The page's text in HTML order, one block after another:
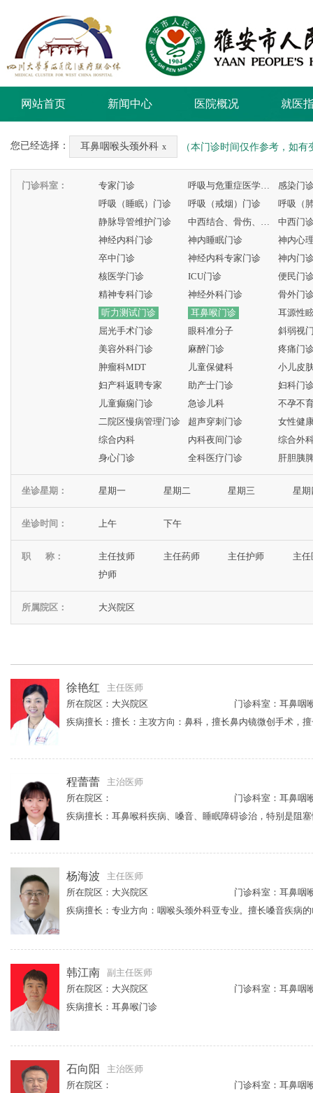
网站首页 新闻中心 医院概况 就医
您已经选择： 耳鼻咽喉头颈外科 x （本门诊时间仅作参考，如
门诊科室： 专家门诊
感染门
呼吸（睡眠）门诊
呼吸（戒烟）门诊
呼吸（
静脉导管维护门诊
中西门
神经内科门诊
神内睡眠门诊
神内心
卒中门诊
神经内科专家门诊
神内门
核医学门诊
ICU门诊
便民门
精神专科门诊
神经外科门诊
骨外门
听力测试门诊
耳鼻喉门诊
耳源性
屈光手术门诊
眼科准分子
斜弱视
美容外科门诊
麻醉门诊
疼痛门
肿瘤科MDT
儿童保健科
小儿皮
妇产科返聘专家
助产士门诊
妇科门
儿童癫痫门诊
急诊儿科
不孕不
二院区慢病管理门诊
超声穿刺门诊
女性健
综合内科
内科夜间门诊
综合外
身心门诊
全科医疗门诊 肝胆胰
坐诊星期： 星期一 星期二 星期三 星期
坐诊时间： 上午 下午
职 称： 主任技师 主任药师 主任护师
主任
护师
所属院区： 大兴院区
徐艳红
主任医师
所在院区：大兴院区
门诊科室：耳鼻咽
程蕾蕾
主治医师
所在院区：
门诊科室：耳鼻咽
杨海波
主任医师
所在院区：大兴院区
门诊科室：耳鼻咽
韩江南
副主任医师
所在院区：大兴院区
门诊科室：耳鼻咽
疾病擅长：耳鼻喉门诊
石向阳
主治医师
所在院区：
门诊科室：耳鼻咽